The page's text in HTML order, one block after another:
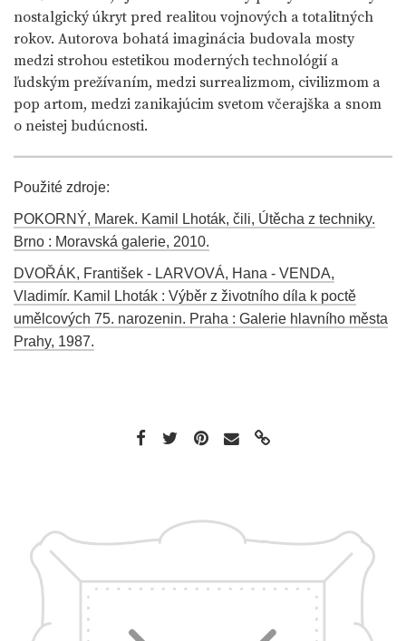
nostalgický úkryt pred realitou vojnových a totalitných
rokov. Autorova bohatá imaginácia budovala mosty
medzi strohou estetikou moderných technológií a
ľudským prežívaním, medzi surrealizmom, civilizmom a
pop artom, medzi zanikajúcim svetom včerajška a snom
o neistej budúcnosti.
Použité zdroje:
POKORNÝ, Marek. Kamil Lhoták, čili, Útěcha z techniky.
Brno : Moravská galerie, 2010.
DVOŘÁK, František - LARVOVÁ, Hana - VENDA,
Vladimír. Kamil Lhoták : Výběr z životního díla k poctě
umělcových 75. narozenin. Praha : Galerie hlavního města
Prahy, 1987.